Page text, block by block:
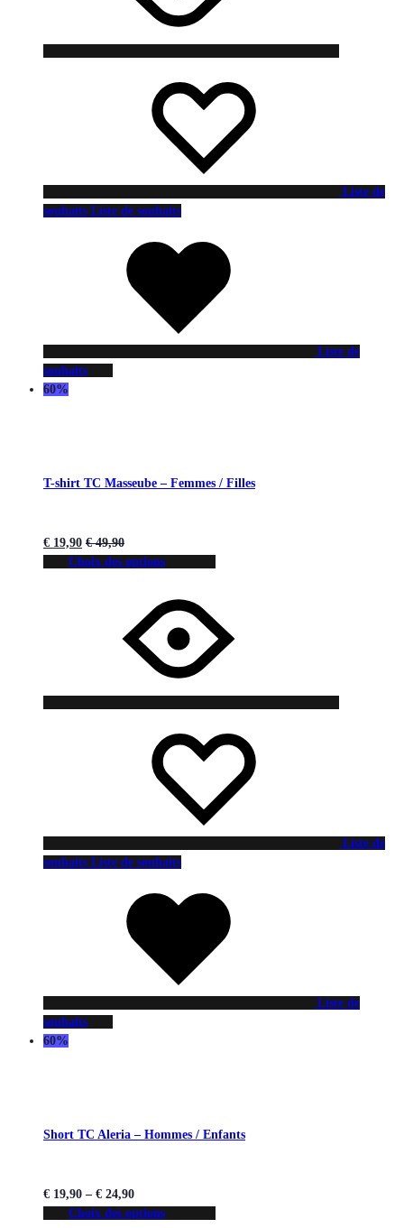
Liste de
souhaits Liste de souhaits
Liste de
souhaits
60%
T-shirt TC Masseube – Femmes / Filles
€ 19,90 €49,90
Choix des options
Liste de
souhaits Liste de souhaits
Liste de
souhaits
60%
Short TC Aleria – Hommes / Enfants
€ 19,90 – € 24,90
Choix des options